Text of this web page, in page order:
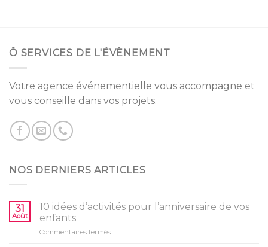
Ô SERVICES DE L'ÉVÈNEMENT
Votre agence événementielle vous accompagne et
vous conseille dans vos projets.
NOS DERNIERS ARTICLES
31
Août
10 idées d’activités pour l’anniversaire de vos
enfants
Commentaires ferméssur